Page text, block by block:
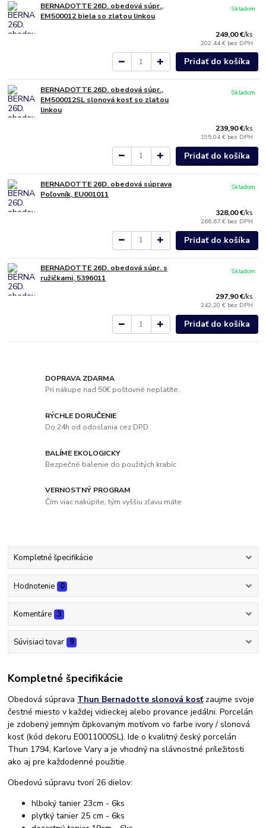
BERNADOTTE 26D. obedová súpr.,
EM500012 biela so zlatou linkou
249,00 €/ks
202,44 € bez DPH
Skladom
Pridať do košíka
BERNADOTTE 26D. obedová súpr.,
EM500012SL slonová kosť so zlatou
linkou
239,90 €/ks
195,04 € bez DPH
Skladom
Pridať do košíka
BERNADOTTE 26D. obedová súprava
Poľovník, EU001011
328,00 €/ks
266,67 € bez DPH
Skladom
Pridať do košíka
BERNADOTTE 26D. obedová súpr. s
ružičkami, 5396011
297,90 €/ks
242,20 € bez DPH
Skladom
Pridať do košíka
DOPRAVA ZDARMA
Pri nákupe nad 50€ poštovné neplatíte.
RÝCHLE DORUČENIE
Do 24h od odoslania cez DPD
BALÍME EKOLOGICKY
Bezpečné balenie do použitých krabíc
VERNOSTNÝ PROGRAM
Čím viac nakúpite, tým vyššiu zľavu máte
Kompletné špecifikácie
Hodnotenie 0
Komentáre 3
Súvisiaci tovar 9
Kompletné špecifikácie
Obedová súprava Thun Bernadotte slonová kosťzaujme svoje
čestné miesto v každej vidieckej alebo provance jedálni. Porcelán
je zdobený jemným čipkovaným motívom vo farbe ivory / slonová
kosť (kód dekoru E0011000SL). Ide o kvalitný český porcelán
Thun 1794, Karlove Vary a je vhodný na slávnostné príležitosti
ako aj pre každodenné použitie.
Obedovú súpravu tvorí 26 dielov:
hlboký tanier 23cm - 6ks
plytký tanier 25 cm - 6ks